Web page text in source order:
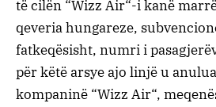
të cilën “Wizz Air“-i kanë
qeveria hungareze,
fatkeqësisht, numri i
për këtë arsye ajo linjë u
kompaninë “Wizz Air“,